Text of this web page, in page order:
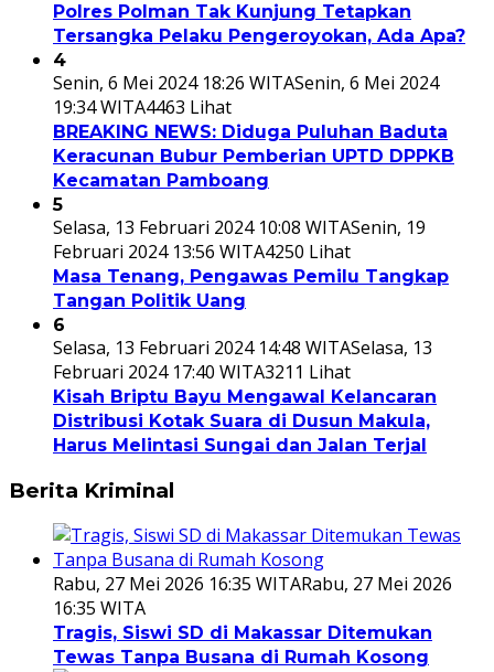
Polres Polman Tak Kunjung Tetapkan
Tersangka Pelaku Pengeroyokan, Ada Apa?
4
Senin, 6 Mei 2024 18:26 WITASenin, 6 Mei 2024
19:34 WITA4463 Lihat
BREAKING NEWS: Diduga Puluhan Baduta
Keracunan Bubur Pemberian UPTD DPPKB
Kecamatan Pamboang
5
Selasa, 13 Februari 2024 10:08 WITASenin, 19
Februari 2024 13:56 WITA4250 Lihat
Masa Tenang, Pengawas Pemilu Tangkap
Tangan Politik Uang
6
Selasa, 13 Februari 2024 14:48 WITASelasa, 13
Februari 2024 17:40 WITA3211 Lihat
Kisah Briptu Bayu Mengawal Kelancaran
Distribusi Kotak Suara di Dusun Makula,
Harus Melintasi Sungai dan Jalan Terjal
Berita Kriminal
Rabu, 27 Mei 2026 16:35 WITARabu, 27 Mei 2026
16:35 WITA
Tragis, Siswi SD di Makassar Ditemukan
Tewas Tanpa Busana di Rumah Kosong